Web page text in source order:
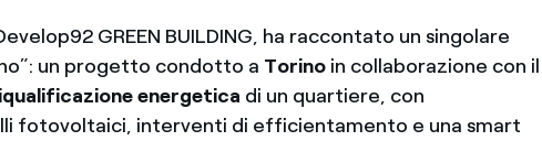
GREEN BUILDING, ha raccontato un singolare
un progetto condotto a Torino in collaborazione con il
energetica di un quartiere, con
fotovoltaici, interventi di efficientamento e una smart